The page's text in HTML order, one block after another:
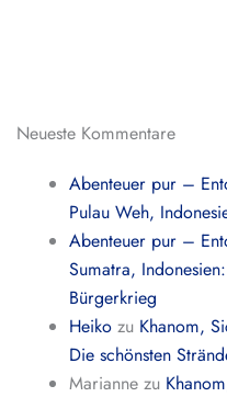
Neueste Kommentare
Abenteuer pur –
Pulau Weh,
Abenteuer pur –
Sumatra,
Bürgerkrieg
Heiko zu Khanom,
Die schönsten
Marianne zu